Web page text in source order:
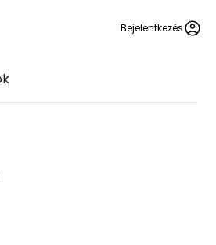
Bejelentkezés